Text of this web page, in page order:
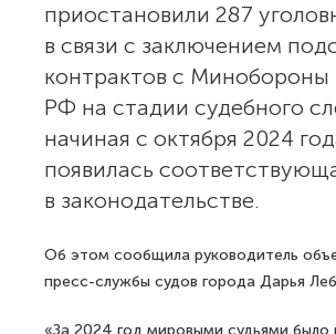
приостановили 287
в связи с заключением
контрактов с Минобороны
РФ на стадии судебного
начиная с октября 2024
появилась
в законодательстве.
Об этом сообщила руководитель
пресс-службы судов города Дарья